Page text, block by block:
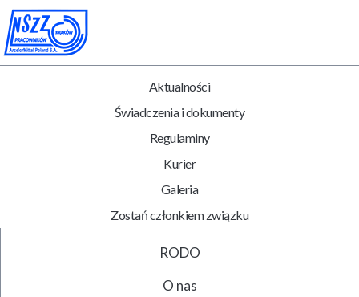
RODO
O nas
Aktualności
Świadczenia i dokumenty
Regulaminy
Kurier
Galeria
Zostań członkiem związku